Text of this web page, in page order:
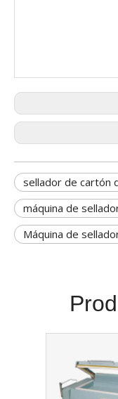
sellador de cartón
máquina de
Máquina de